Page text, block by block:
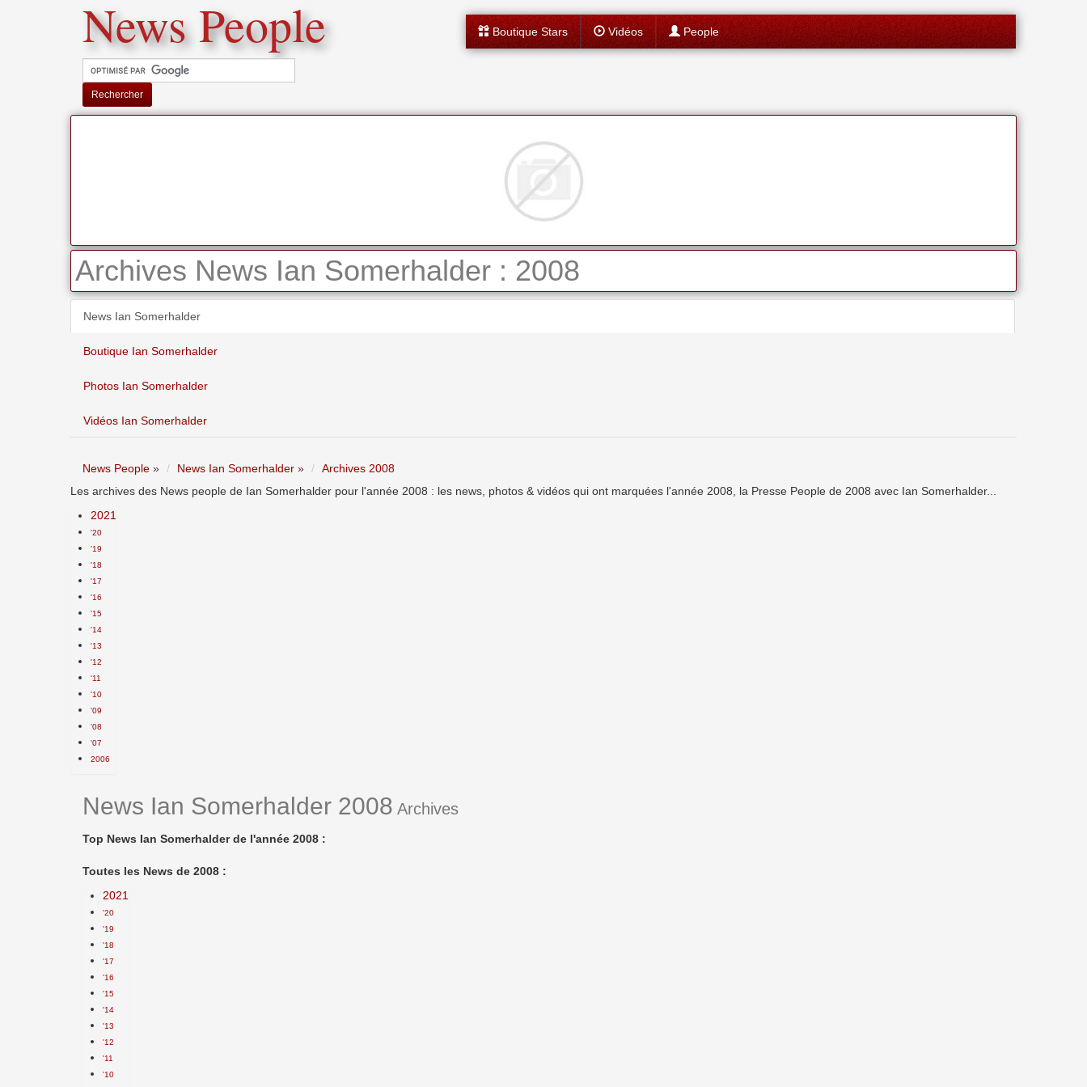
News People
Rechercher
Boutique Stars Vidéos People
Archives News Ian Somerhalder : 2008
News Ian Somerhalder
Boutique Ian Somerhalder
Photos Ian Somerhalder
Vidéos Ian Somerhalder
News People » News Ian Somerhalder »
Archives 2008
Les archives des News people de Ian Somerhalder pour l'année 2008 : les news, photos & vidéos qui ont marquées l'année 2008, la Presse People de 2008 avec Ian Somerhalder...
2021
'20
'19
'18
'17
'16
'15
'14
'13
'12
'11
'10
'09
'08
'07
2006
News Ian Somerhalder 2008 Archives
Top News Ian Somerhalder de l'année 2008 :
Toutes les News de 2008 :
2021
'20
'19
'18
'17
'16
'15
'14
'13
'12
'11
'10